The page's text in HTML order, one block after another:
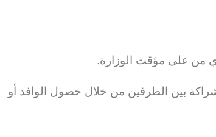
من على مؤقت الوزارة.
بين الطرفين من خلال حصول الوافد أو